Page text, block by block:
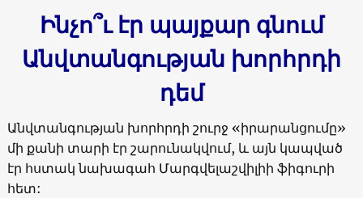
Ինչո՞ւ էր պայքար գնում
Անվտանգության խորհրդի
դեմ
Անվտանգության խորհրդի շուրջ «իրարանցումը»
մի քանի տարի էր շարունակվում, և այն կապված
էր հստակ նախագահ Մարգվելաշվիլիի ֆիգուրի
հետ: